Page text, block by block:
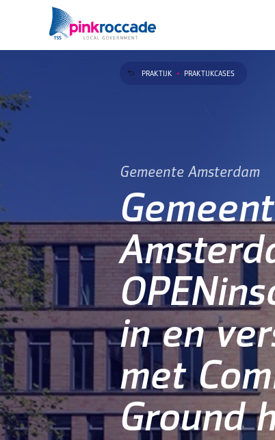
Gemeente Amsterdam
in en
met
Ground
PRAKTIJK PRAKTIJKCASES